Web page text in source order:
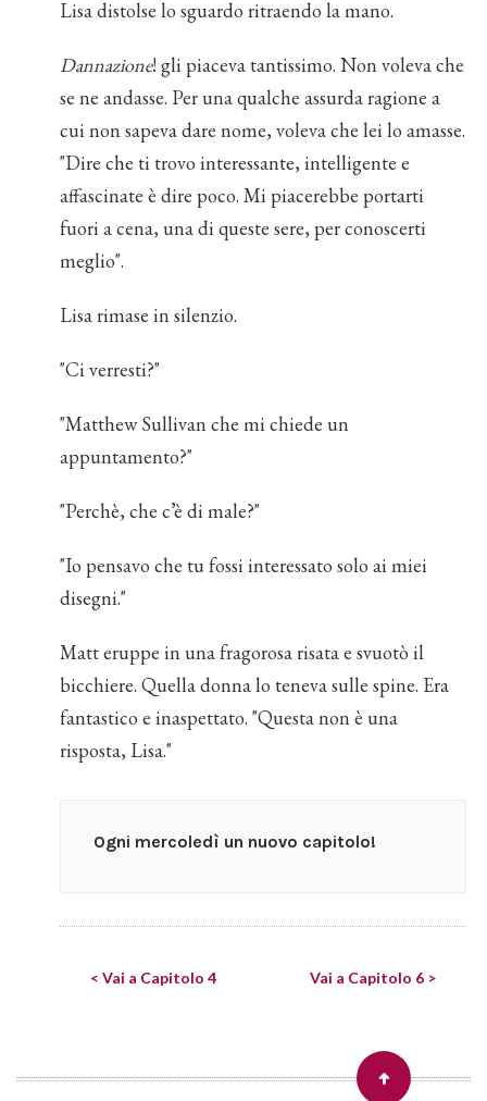
Lisa distolse lo sguardo ritraendo la mano.
Dannazione! gli piaceva tantissimo. Non voleva che
se ne andasse. Per una qualche assurda ragione a
cui non sapeva dare nome, voleva che lei lo amasse.
"Dire che ti trovo interessante, intelligente e
affascinate è dire poco. Mi piacerebbe portarti
fuori a cena, una di queste sere, per conoscerti
meglio".
Lisa rimase in silenzio.
"Ci verresti?"
"Matthew Sullivan che mi chiede un
appuntamento?"
"Perchè, che c’è di male?"
"Io pensavo che tu fossi interessato solo ai miei
disegni."
Matt eruppe in una fragorosa risata e svuotò il
bicchiere. Quella donna lo teneva sulle spine. Era
fantastico e inaspettato. "Questa non è una
risposta, Lisa."
Ogni mercoledì un nuovo capitolo!
< Vai a Capitolo 4 Vai a Capitolo 6 >